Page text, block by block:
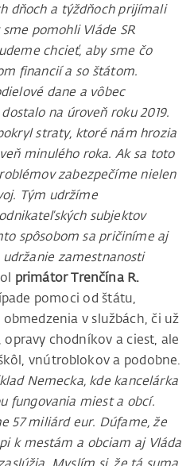
dňoch a týždňoch prijímali
pomohli Vláde SR
chcieť, aby sme čo
financií a so štátom.
dane a vôbec
na úroveň roku 2019.
straty, ktoré nám hrozia
minulého roka. Ak sa toto
zabezpečíme nielen
Tým udržíme
subjektov
spôsobom sa pričiníme aj
zamestnanosti
primátor Trenčína R.
pomoci od štátu,
v službách, či už
chodníkov a ciest, ale
vnútroblokov a podobne.
Nemecka, kde kancelárka
fungovania miest a obcí.
57 miliárd eur. Dúfame, že
k mestám a obciam aj Vláda